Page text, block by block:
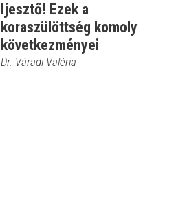
Ijesztő! Ezek a
koraszülöttség komoly
következményei
Dr. Váradi Valéria